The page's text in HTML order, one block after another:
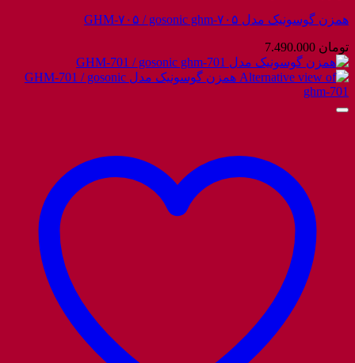
همزن گوسونیک مدل GHM-۷۰۵ / gosonic ghm-۷۰۵
تومان